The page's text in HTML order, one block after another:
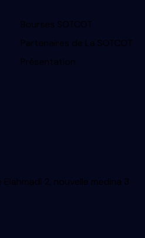
Bourses SOTCOT
Partenaires de La SOTCOT
Présentation
Elahmadi 2, nouvelle medina 3